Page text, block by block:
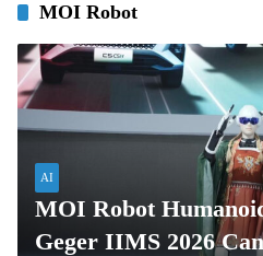
MOI Robot
AI
MOI Robot
Geger IIMS 2026